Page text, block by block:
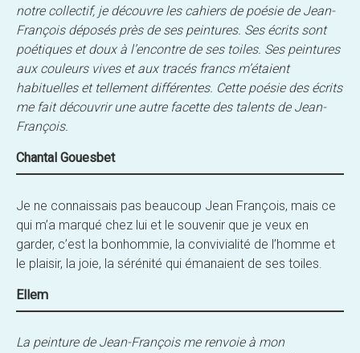
notre collectif, je découvre les cahiers de poésie de Jean-
François déposés près de ses peintures. Ses écrits sont
poétiques et doux à l’encontre de ses toiles. Ses peintures
aux couleurs vives et aux tracés francs m’étaient
habituelles et tellement différentes. Cette poésie des écrits
me fait découvrir une autre facette des talents de Jean-
François.
Chantal Gouesbet
Je ne connaissais pas beaucoup Jean François, mais ce
qui m’a marqué chez lui et le souvenir que je veux en
garder, c’est la bonhommie, la convivialité de l’homme et
le plaisir, la joie, la sérénité qui émanaient de ses toiles.
Ellem
La peinture de Jean-François me renvoie à mon